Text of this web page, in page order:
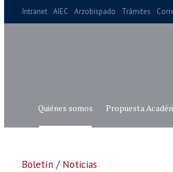
Intranet AIEC Arzobispado Trámites
Quiénes somos Propuesta
Boletín / Noticias